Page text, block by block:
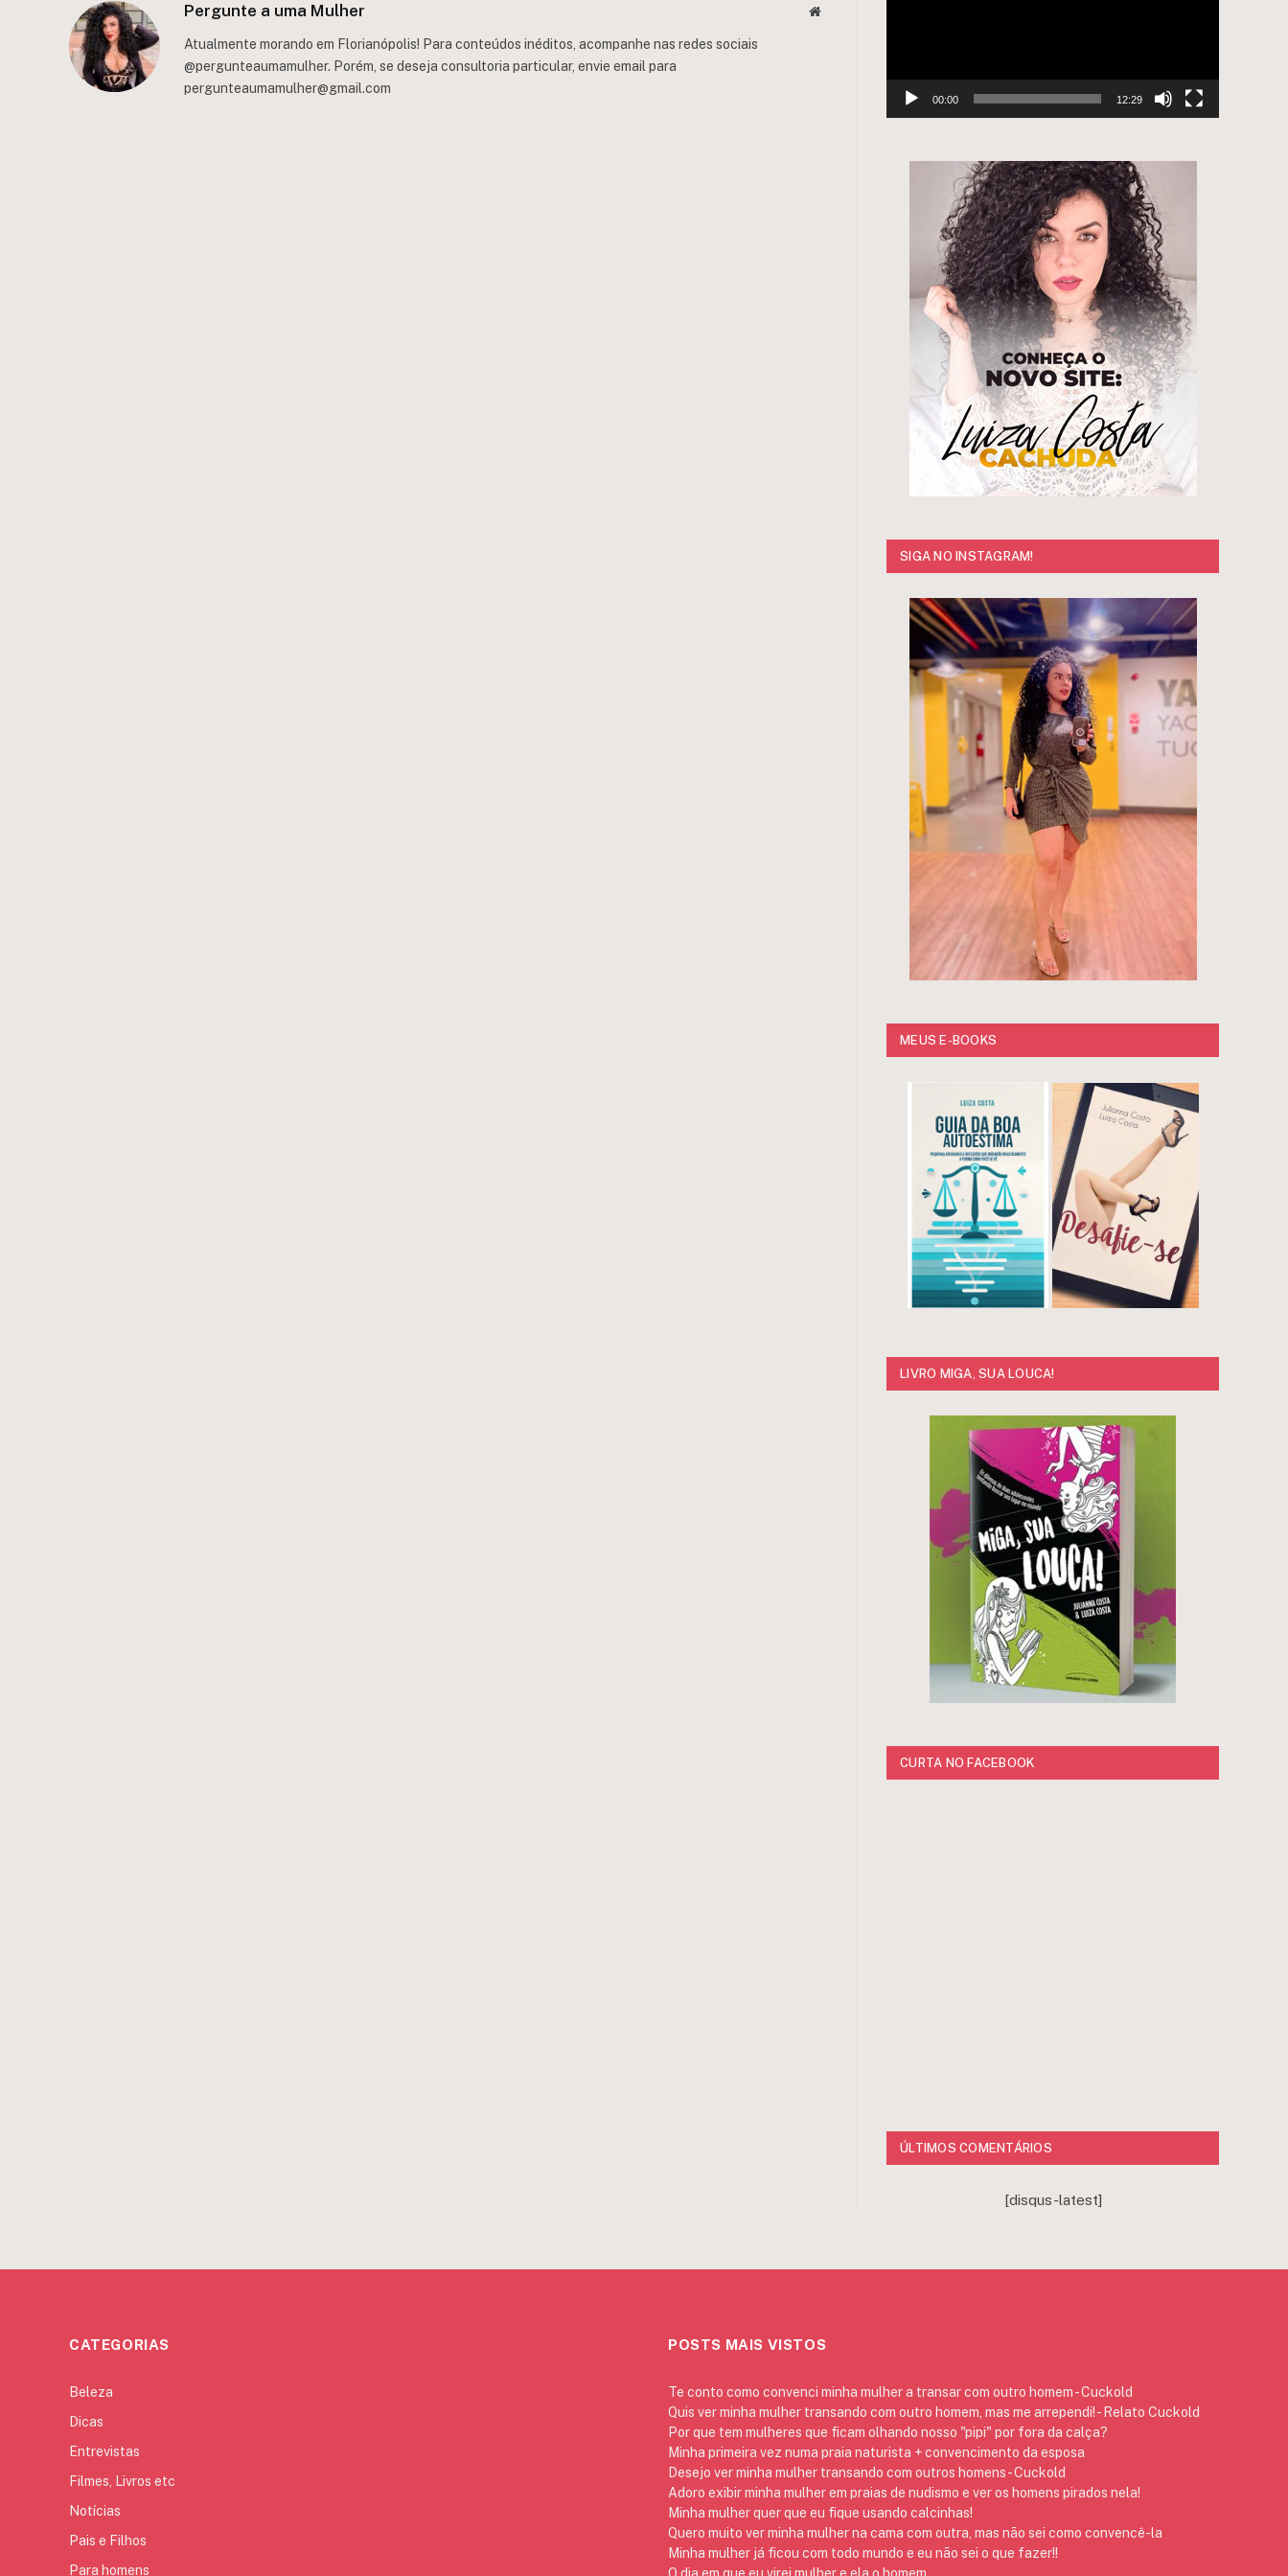
Pergunte a uma Mulher Website
Atualmente morando em Florianópolis! Para conteúdos inéditos, acompanhe nas redes sociais
@pergunteaumamulher. Porém, se deseja consultoria particular, envie email para
pergunteaumamulher@gmail.com
00:00 12:29
SIGA NO INSTAGRAM!
MEUS E-BOOKS
LIVRO MIGA, SUA LOUCA!
CURTA NO FACEBOOK
ÚLTIMOS COMENTÁRIOS
[disqus-latest]
CATEGORIAS
Beleza
Dicas
Entrevistas
Filmes, Livros etc
Notícias
Pais e Filhos
Para homens
POSTS MAIS VISTOS
Te conto como convenci minha mulher a transar com outro homem - Cuckold
Quis ver minha mulher transando com outro homem, mas me arrependi! - Relato Cuckold
Por que tem mulheres que ficam olhando nosso "pipi" por fora da calça?
Minha primeira vez numa praia naturista + convencimento da esposa
Desejo ver minha mulher transando com outros homens - Cuckold
Adoro exibir minha mulher em praias de nudismo e ver os homens pirados nela!
Minha mulher quer que eu fique usando calcinhas!
Quero muito ver minha mulher na cama com outra, mas não sei como convencê-la
Minha mulher já ficou com todo mundo e eu não sei o que fazer!!
O dia em que eu virei mulher e ela o homem